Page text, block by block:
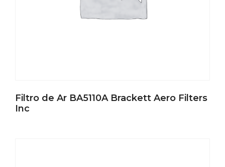
Filtro de Ar BA5110A Brackett Aero Filters
Inc